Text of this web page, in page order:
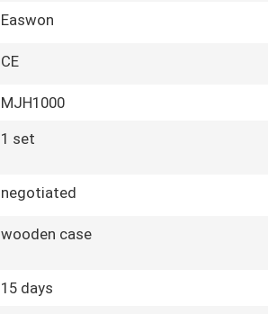
Easwon
CE
MJH1000
1 set
negotiated
wooden case
15 days